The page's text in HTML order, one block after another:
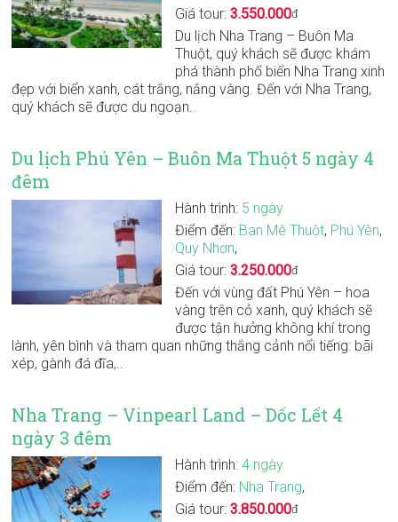
Giá tour: 3.550.000đ
Du lịch Nha Trang – Buôn Ma
Thuột, quý khách sẽ được khám
phá thành phố biển Nha Trang xinh
đẹp với biển xanh, cát trắng, nắng vàng. Đến với Nha Trang,
quý khách sẽ được du ngoạn..
Du lịch Phú Yên – Buôn Ma Thuột 5 ngày 4
đêm
Hành trình: 5 ngày
Điểm đến: Ban Mê Thuột, Phú Yên,
Quy Nhơn,
Giá tour: 3.250.000đ
Đến với vùng đất Phú Yên – hoa
vàng trên cỏ xanh, quý khách sẽ
được tận hưởng không khí trong
lành, yên bình và tham quan những thắng cảnh nổi tiếng: bãi
xép, gành đá đĩa,..
Nha Trang – Vinpearl Land – Dốc Lết 4
ngày 3 đêm
Hành trình: 4 ngày
Điểm đến: Nha Trang,
Giá tour: 3.850.000đ